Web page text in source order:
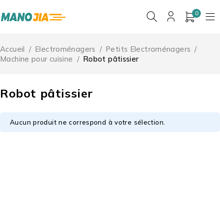
0
Robot pâtissier
Accueil / Electroménagers / Petits Electroménagers /
Machine pour cuisine / Robot pâtissier
Aucun produit ne correspond à votre sélection.